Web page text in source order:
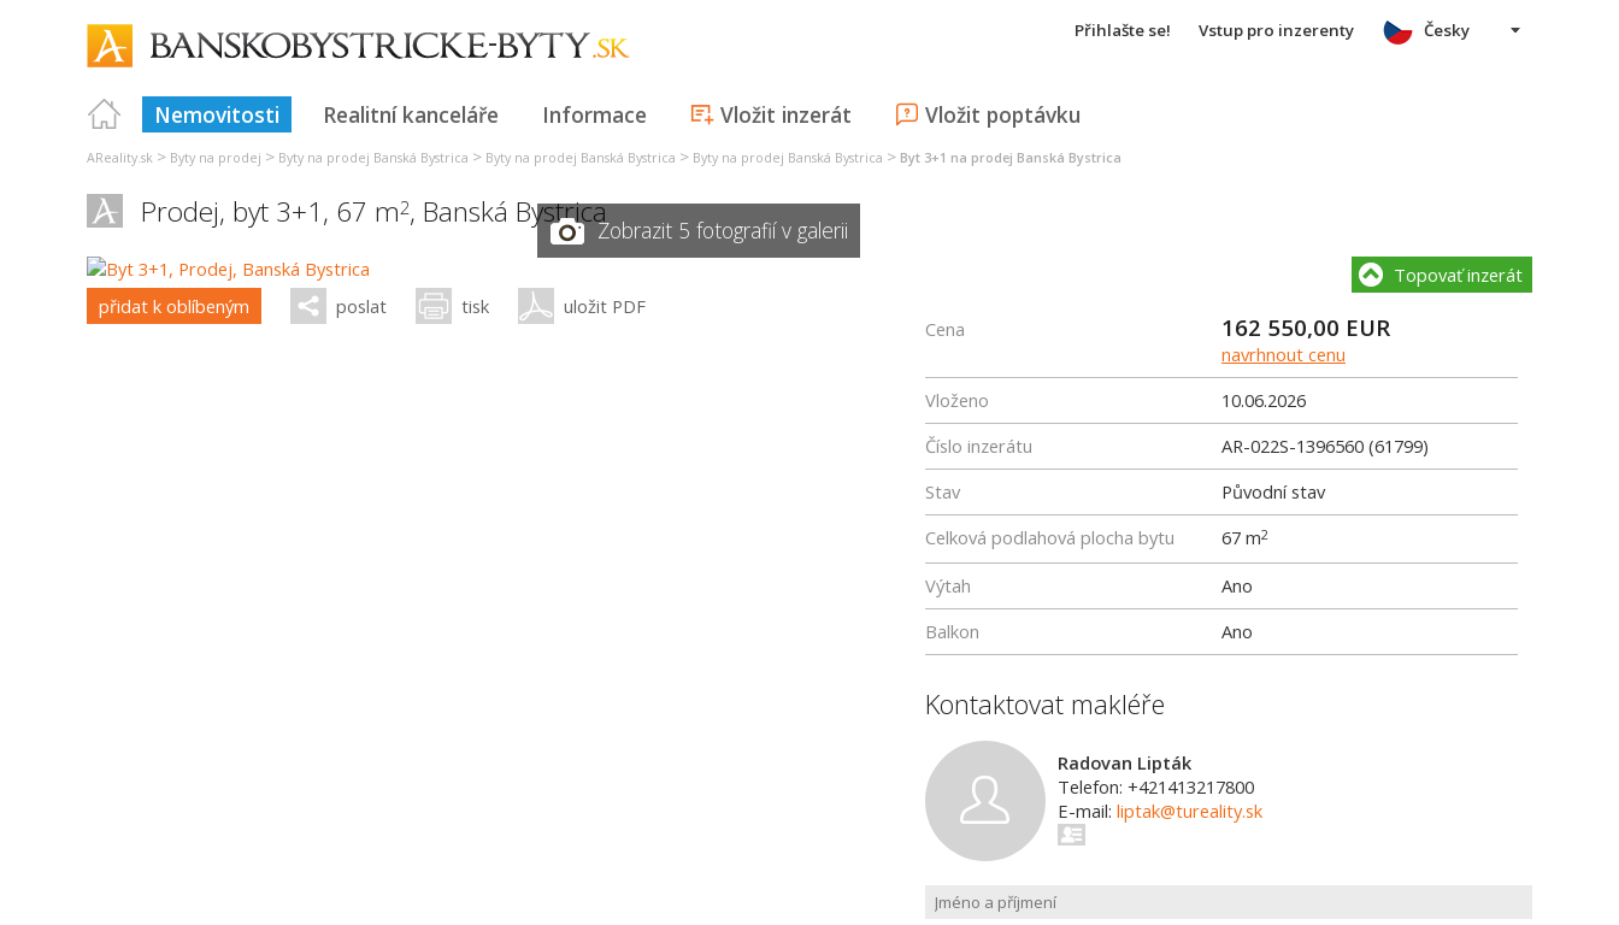
Přihlašte se! Vstup pro inzerenty
Nemovitosti Realitní kanceláře Informace Vložit inzerát Vložit poptávku
Česky
AReality.sk > Byty na prodej > Byty na prodej Banská Bystrica > Byty na prodej Banská Bystrica > Byty na prodej Banská Bystrica > Byt 3+1 na prodej Banská Bystrica
Prodej, byt 3+1, 67 m2, Banská BystricaZobrazit 5 fotografií v galerii
přidat k oblíbeným poslat tisk uložit PDF
Topovať inzerát
Cena 162 550,00 EUR
navrhnout cenu
Vloženo
10.06.2026
Číslo inzerátu
AR-022S-1396560 (61799)
Stav
Původní stav
Celková podlahová plocha bytu
67 m2
Výtah
Ano
Balkon
Ano
Kontaktovat makléře
Radovan Lipták
Telefon: +421413217800
E-mail: liptak@tureality.sk